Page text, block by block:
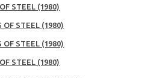
STEEL (1980)
OF STEEL (1980)
OF STEEL (1980)
STEEL (1980)